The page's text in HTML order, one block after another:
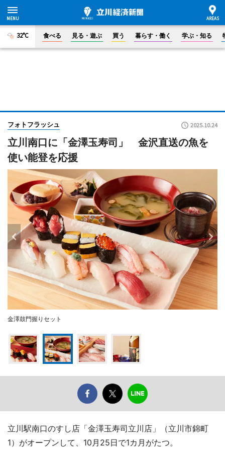
32°C 食べる 見る・遊ぶ 買う 暮らす・働く 学ぶ・知る
フォトフラッシュ 2025.10.24
立川南口に「金澤玉寿司」 金沢直送の魚を
使い能登を応援
金澤鼓門握りセット
立川駅南口のすし店「金澤玉寿司立川店」（立川市錦町
1）がオープンして、10月25日で1カ月がたつ。